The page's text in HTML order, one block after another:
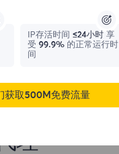
理
IP存活时间 ≤24小时 享
受 99.9% 的正常运行时
间
获取500M免费流量